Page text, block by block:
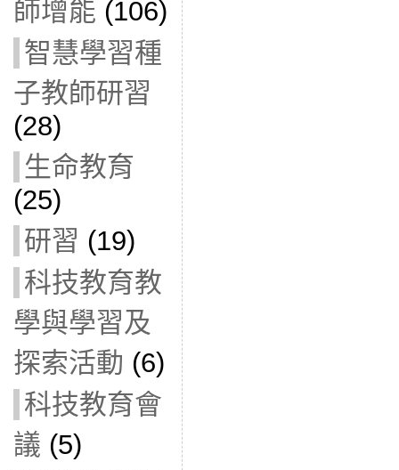
師增能 (106)
智慧學習種
子教師研習
(28)
生命教育
(25)
研習 (19)
科技教育教
學與學習及
探索活動 (6)
科技教育會
議 (5)